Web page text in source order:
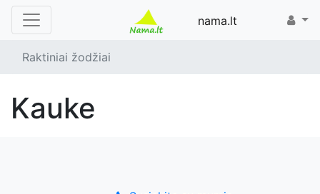
nama.lt
Raktiniai žodžiai
kauke